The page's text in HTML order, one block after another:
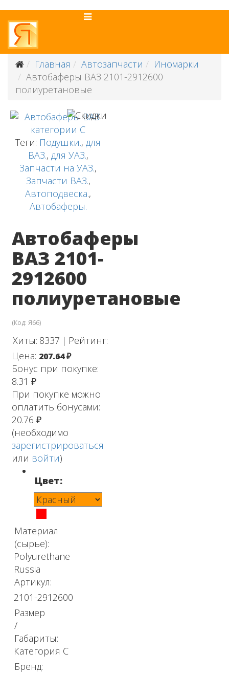
Главная Автозапчасти
Иномарки
Автобаферы ВАЗ 2101-2912600
полиуретановые
Теги: Подушки.,для
ВАЗ., для УАЗ.,
Запчасти на УАЗ.,
Запчасти ВАЗ.,
Автоподвеска.,
Автобаферы.
Автобаферы
ВАЗ 2101-
2912600
полиуретановые
(Код:Я66)
Хиты: 8337 | Рейтинг:
Цена: 207.64 ₽
Бонус при покупке:
8.31 ₽
При покупке можно
оплатить бонусами:
20.76 ₽
(необходимо
зарегистрироваться
или войти)
Цвет:
Материал
(сырье):
Polyurethane
Russia
Артикул:
2101-2912600
Размер
/
Габариты:
Категория С
Бренд: